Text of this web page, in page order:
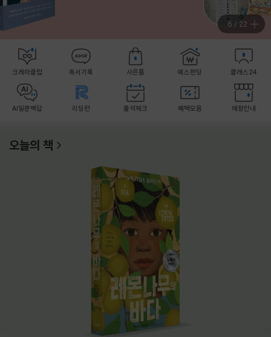
7 / 22
크레마클럽 독서기록 사은품 예스펀딩 클래스24
AI일문백답 리딩런 출석체크 혜택모음 매장안내
오늘의 책